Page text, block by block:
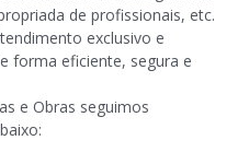
de profissionais, etc.
exclusivo e
forma eficiente, segura e
e Obras seguimos